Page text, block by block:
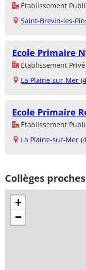
Établissement
Saint-Brevin-les-
Ecole Primaire
Établissement Privé
La Plaine-sur-Mer
Ecole Primaire
Établissement
La Plaine-sur-Mer
Collèges
+
−